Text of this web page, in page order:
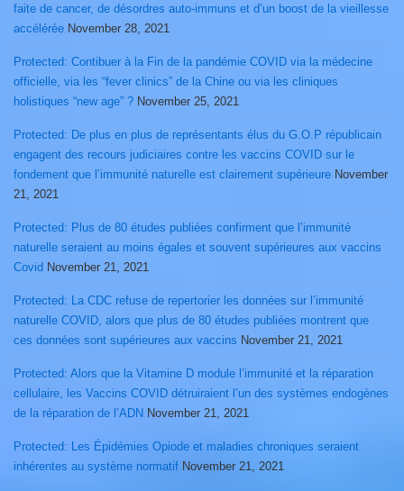
faite de cancer, de désordres auto-immuns et d’un boost de la vieillesse
accélérée November 28, 2021
Protected: Contibuer à la Fin de la pandémie COVID via la médecine
officielle, via les “fever clinics” de la Chine ou via les cliniques
holistiques “new age” ? November 25, 2021
Protected: De plus en plus de représentants élus du G.O.P républicain
engagent des recours judiciaires contre les vaccins COVID sur le
fondement que l’immunité naturelle est clairement supérieure November
21, 2021
Protected: Plus de 80 études publiées confirment que l’immunité
naturelle seraient au moins égales et souvent supérieures aux vaccins
Covid November 21, 2021
Protected: La CDC refuse de repertorier les données sur l’immunité
naturelle COVID, alors que plus de 80 études publiées montrent que
ces données sont supérieures aux vaccins November 21, 2021
Protected: Alors que la Vitamine D module l’immunité et la réparation
cellulaire, les Vaccins COVID détruiraient l’un des systèmes endogènes
de la réparation de l’ADN November 21, 2021
Protected: Les Épidémies Opiode et maladies chroniques seraient
inhérentes au système normatif November 21, 2021